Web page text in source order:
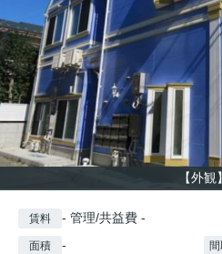
【外観】
賃料 - 管理/共益費 -
面積 - 間